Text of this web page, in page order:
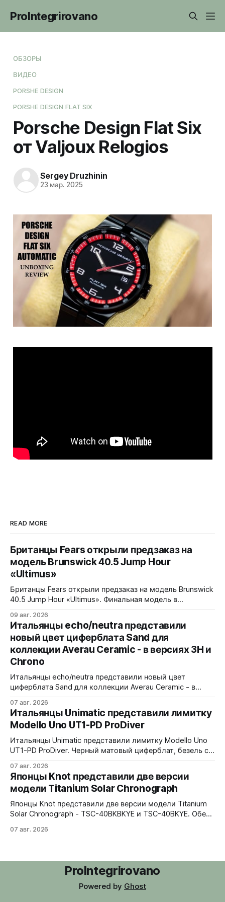
ProIntegrirovano
ОБЗОРЫ
ВИДЕО
PORSHE DESIGN
PORSHE DESIGN FLAT SIX
Porsche Design Flat Six
от Valjoux Relogios
Sergey Druzhinin
23 мар. 2025
READ MORE
Британцы Fears открыли предзаказ на
модель Brunswick 40.5 Jump Hour
«Ultimus»
Британцы Fears открыли предзаказ на модель Brunswick
40.5 Jump Hour «Ultimus». Финальная модель в
с Andrew Morgan. Прыгающий час реализован на модуле
JJ01 (разработка Christopher Ward) на базе Sellita SW200.
Циферблат собран из трех элементов, находящихся над
люминесцентным часовым диском: внешний - сапфир с
09 авг. 2026
Итальянцы echo/neutra представили
новый цвет циферблата Sand для
коллекции Averau Ceramic - в версиях 3H и
Chrono
Итальянцы echo/neutra представили новый цвет
циферблата Sand для коллекции Averau Ceramic - в
контрастирует с тёмным корпусом из матовой чёрной
керамики и титана Grade 2. Сапфировое стекло с
куполом, завинчивающаяся заводная головка,
водозащита 100 метров. Ремешки на выбор - чёрный
текстильный, чёрный веганский (BioVeg из
07 авг. 2026
Итальянцы Unimatic представили лимитку
Modello Uno UT1-PD ProDiver
Итальянцы Unimatic представили лимитку Modello Uno
UT1-PD ProDiver. Черный матовый циферблат, безель с
стекло 2,5 мм с антибликом. Крышка с гравировкой
дайверской маски. Соответствует стандарту MIL-STD-
810H. Водозащита 300 метров. 40x41,5 мм Seiko VH31A
кварц На черном каучуковом ремешке
07 авг. 2026
Японцы Knot представили две версии
модели Titanium Solar Chronograph
Японцы Knot представили две версии модели Titanium
Solar Chronograph - TSC-40BKBKYE и TSC-40BKYE. Обе
у TSC-40BKBKYE жёлтые акценты на чёрном
цвете. Часы продаются в комплекте с силиконовым
07 авг. 2026
ProIntegrirovano
Powered by Ghost